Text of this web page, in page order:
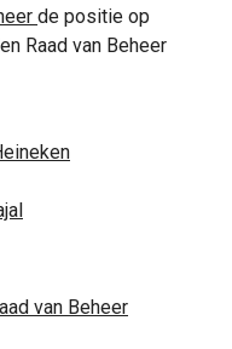
de positie op
Raad van Beheer
van Beheer